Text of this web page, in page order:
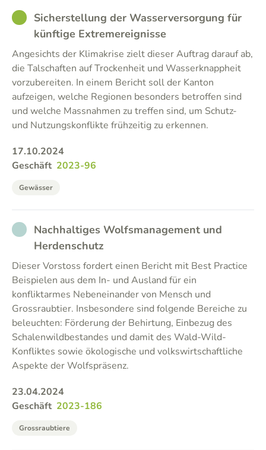
GOODSicherstellung der Wasserversorgung für
künftige Extremereignisse
Angesichts der Klimakrise zielt dieser Auftrag darauf ab,
die Talschaften auf Trockenheit und Wasserknappheit
vorzubereiten. In einem Bericht soll der Kanton
aufzeigen, welche Regionen besonders betroffen sind
und welche Massnahmen zu treffen sind, um Schutz-
und Nutzungskonflikte frühzeitig zu erkennen.
17.10.2024
Geschäft 2023-96
Gewässer
NOT_PARTICIPATED
Nachhaltiges Wolfsmanagement und
Herdenschutz
Dieser Vorstoss fordert einen Bericht mit Best Practice
Beispielen aus dem In- und Ausland für ein
konfliktarmes Nebeneinander von Mensch und
Grossraubtier. Insbesondere sind folgende Bereiche zu
beleuchten: Förderung der Behirtung, Einbezug des
Schalenwildbestandes und damit des Wald-Wild-
Konfliktes sowie ökologische und volkswirtschaftliche
Aspekte der Wolfspräsenz.
23.04.2024
Geschäft 2023-186
Grossraubtiere